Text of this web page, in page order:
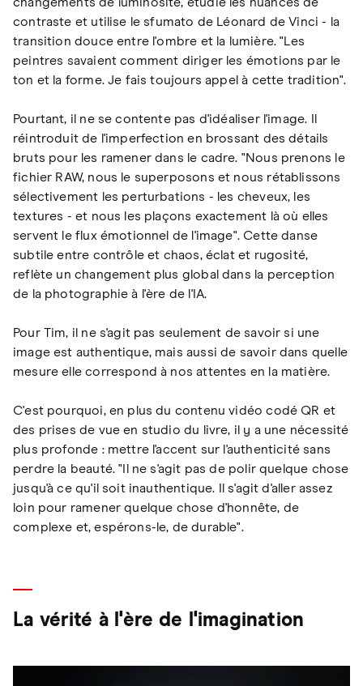
contraste et utilise le sfumato de Léonard de Vinci - la
transition douce entre l'ombre et la lumière. "Les
peintres savaient comment diriger les émotions par le
ton et la forme. Je fais toujours appel à cette tradition".
Pourtant, il ne se contente pas d'idéaliser l'image. Il
réintroduit de l'imperfection en brossant des détails
bruts pour les ramener dans le cadre. "Nous prenons le
fichier RAW, nous le superposons et nous rétablissons
sélectivement les perturbations - les cheveux, les
textures - et nous les plaçons exactement là où elles
servent le flux émotionnel de l'image". Cette danse
subtile entre contrôle et chaos, éclat et rugosité,
reflète un changement plus global dans la perception
de la photographie à l'ère de l'IA.
Pour Tim, il ne s'agit pas seulement de savoir si une
image est authentique, mais aussi de savoir dans quelle
mesure elle correspond à nos attentes en la matière.
C'est pourquoi, en plus du contenu vidéo codé QR et
des prises de vue en studio du livre, il y a une nécessité
plus profonde : mettre l'accent sur l'authenticité sans
perdre la beauté. "Il ne s'agit pas de polir quelque chose
jusqu'à ce qu'il soit inauthentique. Il s'agit d'aller assez
loin pour ramener quelque chose d'honnête, de
complexe et, espérons-le, de durable".
La vérité à l'ère de l'imagination